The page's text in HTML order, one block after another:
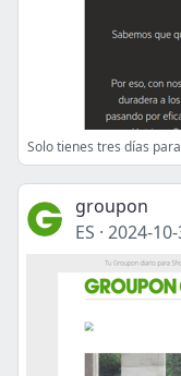
Solo tienes tres días
groupon
ES · 2024-